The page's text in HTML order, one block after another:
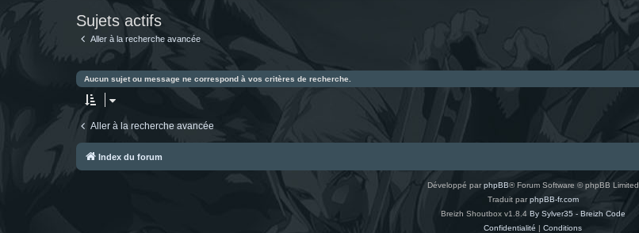
Sujets actifs
Aller à la recherche avancée
Aucun sujet ou message ne correspond à vos critères de recherche.
Aller à la recherche avancée
Index du forum
Développé parphpBB® Forum Software © phpBB Limited
Traduit parphpBB-fr.com
Breizh Shoutbox v1.8.4 By Sylver35 - Breizh Code
Confidentialité | Conditions